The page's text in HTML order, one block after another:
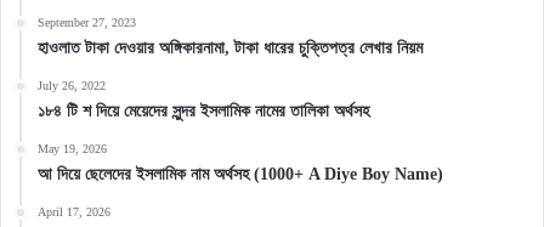
September 27, 2023
হাওলাত টাকা দেওয়ার অঙ্গিকারনামা, টাকা ধারের চুক্তিপত্র লেখার নিয়ম
July 26, 2022
১৮৪ টি শ দিয়ে মেয়েদের সুন্দর ইসলামিক নামের তালিকা অর্থসহ
May 19, 2026
আ দিয়ে ছেলেদের ইসলামিক নাম অর্থসহ (1000+ A Diye Boy Name)
April 17, 2026